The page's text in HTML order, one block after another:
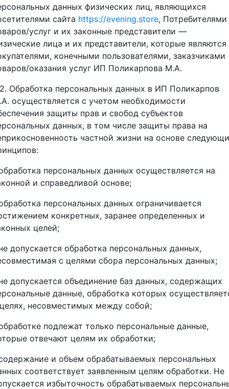
данных физических лиц, являющихся
сайта https://evening.store, Потребителями
услуг и их законные представители —
лица и их представители, которые являются
конечными пользователями, заказчиками
оказания услуг ИП Поликарпова М.А.
Обработка персональных данных в ИП Поликарпов
осуществляется с учетом необходимости
защиты прав и свобод субъектов
данных, в том числе защиты права на
частной жизни на основе
персональных данных осуществляется на
и справедливой основе;
персональных данных ограничивается
конкретных, заранее определенных и
целей;
допускается обработка персональных данных,
с целями сбора персональных данных;
допускается объединение баз данных, содержащих
данные, обработка которых
несовместимых между собой;
подлежат только персональные данные,
отвечают целям их обработки;
и объем обрабатываемых персональных
соответствует заявленным целям обработки. Не
избыточность обрабатываемых